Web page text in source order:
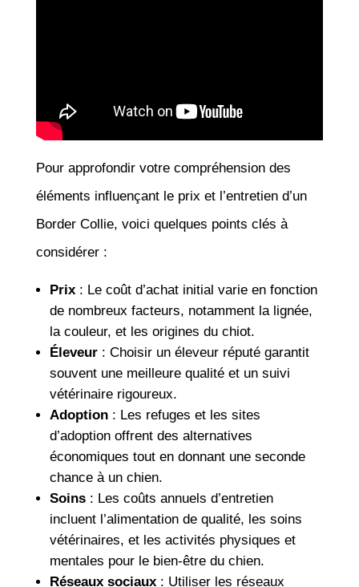
Pour approfondir votre compréhension des
éléments influençant le prix et l’entretien d’un
Border Collie, voici quelques points clés à
considérer :
Prix: Le coût d’achat initial varie en fonction
de nombreux facteurs, notamment la lignée,
la couleur, et les origines du chiot.
Éleveur: Choisir un éleveur réputé garantit
souvent une meilleure qualité et un suivi
vétérinaire rigoureux.
Adoption: Les refuges et les sites
d’adoption offrent des alternatives
économiques tout en donnant une seconde
chance à un chien.
Soins: Les coûts annuels d’entretien
incluent l’alimentation de qualité, les soins
vétérinaires, et les activités physiques et
mentales pour le bien-être du chien.
Réseaux sociaux: Utiliser les réseaux